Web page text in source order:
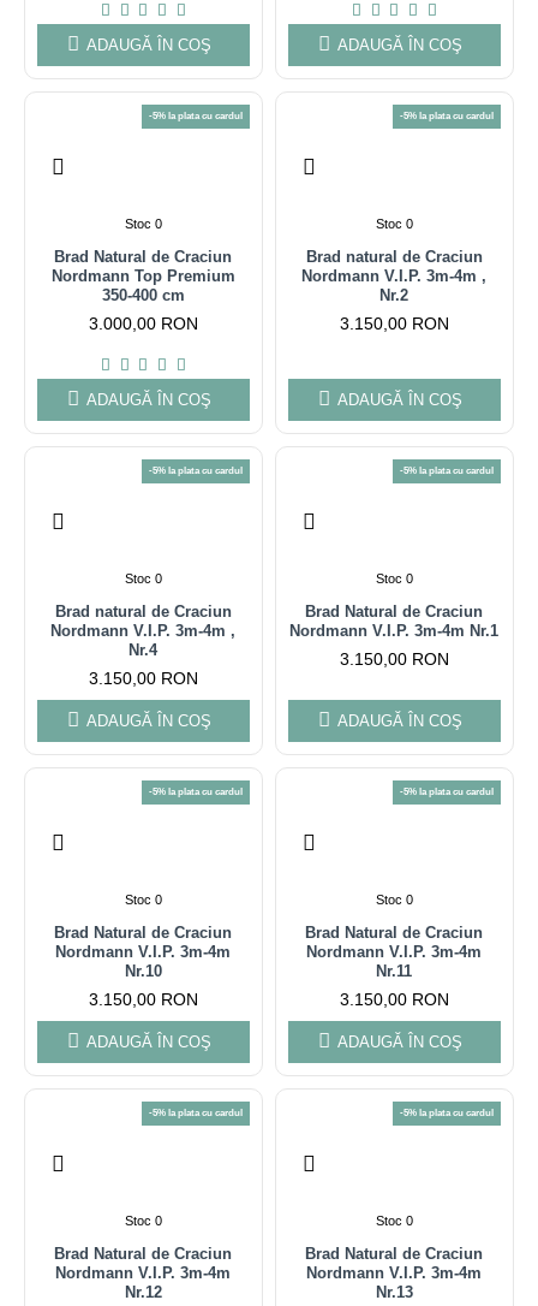
ADAUGĂ ÎN COŞ ADAUGĂ ÎN COŞ
-5% la plata cu cardul
Stoc 0
Brad Natural de Craciun
Nordmann Top Premium
350-400 cm
3.000,00 RON
ADAUGĂ ÎN COŞ
-5% la plata cu cardul
Stoc 0
Brad natural de Craciun
Nordmann V.I.P. 3m-4m ,
Nr.2
3.150,00 RON
ADAUGĂ ÎN COŞ
-5% la plata cu cardul
Stoc 0
Brad natural de Craciun
Nordmann V.I.P. 3m-4m ,
Nr.4
3.150,00 RON
ADAUGĂ ÎN COŞ
-5% la plata cu cardul
Stoc 0
Brad Natural de Craciun
Nordmann V.I.P. 3m-4m Nr.1
3.150,00 RON
ADAUGĂ ÎN COŞ
-5% la plata cu cardul
Stoc 0
Brad Natural de Craciun
Nordmann V.I.P. 3m-4m
Nr.10
3.150,00 RON
ADAUGĂ ÎN COŞ
-5% la plata cu cardul
Stoc 0
Brad Natural de Craciun
Nordmann V.I.P. 3m-4m
Nr.11
3.150,00 RON
ADAUGĂ ÎN COŞ
-5% la plata cu cardul
Stoc 0
Brad Natural de Craciun
Nordmann V.I.P. 3m-4m
Nr.12
-5% la plata cu cardul
Stoc 0
Brad Natural de Craciun
Nordmann V.I.P. 3m-4m
Nr.13